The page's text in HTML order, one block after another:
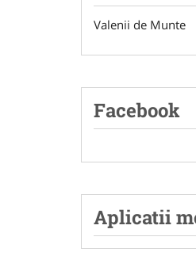
Valenii de Munte
Facebook
Aplicatii